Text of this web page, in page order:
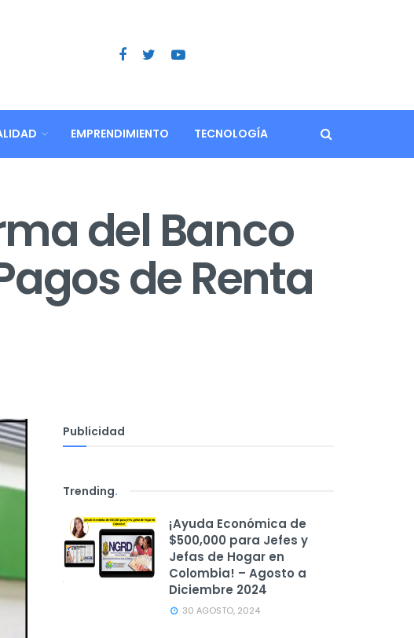
EMPRENDIMIENTO TECNOLOGÍA
del Banco
de Renta
Publicidad
Trending.
¡Ayuda Económica de
$500,000 para Jefes y
Jefas de Hogar en
Colombia! – Agosto a
Diciembre 2024
30 AGOSTO, 2024